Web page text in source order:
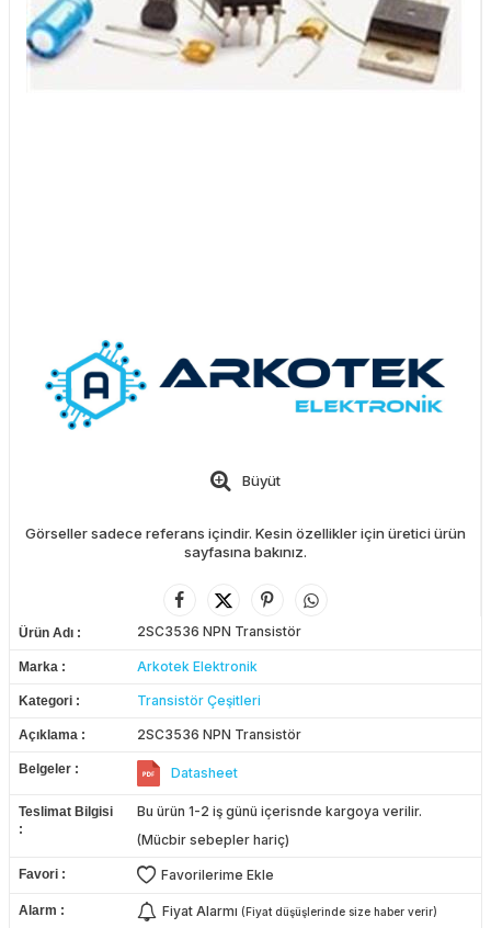
Büyüt
Görseller sadece referans içindir. Kesin özellikler için üretici ürün
sayfasına bakınız.
Ürün Adı 2SC3536 NPN Transistör
Marka Arkotek Elektronik
Kategori Transistör Çeşitleri
Açıklama 2SC3536 NPN Transistör
Belgeler Datasheet
Teslimat Bilgisi
Bu ürün 1-2 iş günü içerisnde kargoya verilir.
(Mücbir sebepler hariç)
Favori Favorilerime Ekle
Alarm Fiyat Alarmı (Fiyat düşüşlerinde size haber verir)